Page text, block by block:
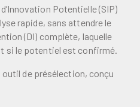
Potentielle (SIP)
rapide, sans attendre le
(DI) complète, laquelle
si le potentiel est confirmé.
outil de présélection, conçu